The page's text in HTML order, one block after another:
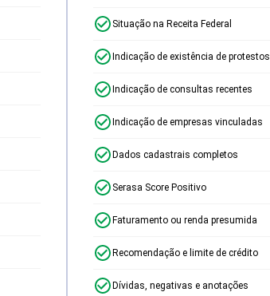
Situação na Receita Federal
Indicação de existência de protestos
Indicação de consultas recentes
Indicação de empresas vinculadas
Dados cadastrais completos
Serasa Score Positivo
Faturamento ou renda presumida
Recomendação e limite de crédito
Dívidas, negativas e anotações